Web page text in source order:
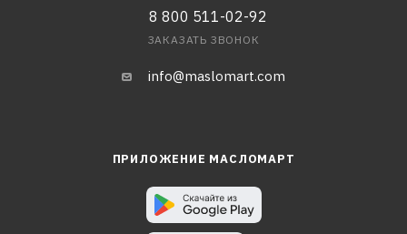
8 800 511-02-92
ЗАКАЗАТЬ ЗВОНОК
info@maslomart.com
ПРИЛОЖЕНИЕ МАСЛОМАРТ